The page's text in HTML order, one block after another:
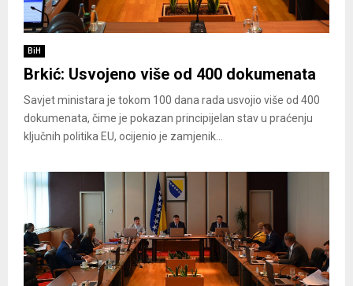
BiH
Brkić: Usvojeno više od 400 dokumenata
Savjet ministara je tokom 100 dana rada usvojio više od 400
dokumenata, čime je pokazan principijelan stav u praćenju
ključnih politika EU, ocijenio je zamjenik...